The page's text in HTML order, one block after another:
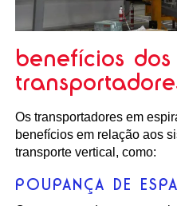
benefícios dos
Os transportadores em
benefícios em relação aos
transporte vertical, como:
POUPANÇA DE